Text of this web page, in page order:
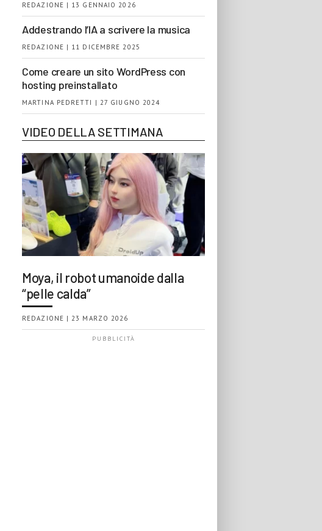
REDAZIONE | 13 GENNAIO 2026
Addestrando l’IA a scrivere la musica
REDAZIONE | 11 DICEMBRE 2025
Come creare un sito WordPress con
hosting preinstallato
MARTINA PEDRETTI | 27 GIUGNO 2024
VIDEO DELLA SETTIMANA
Moya, il robot umanoide dalla
“pelle calda”
REDAZIONE | 23 MARZO 2026